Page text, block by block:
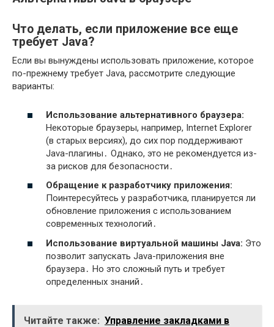
Что делать, если приложение все еще
требует Java?
Если вы вынуждены использовать приложение, которое
по-прежнему требует Java, рассмотрите следующие
варианты:
Использование альтернативного браузера:
Некоторые браузеры, например, Internet Explorer
(в старых версиях), до сих пор поддерживают
Java-плагины․ Однако, это не рекомендуется из-
за рисков для безопасности․
Обращение к разработчику приложения:
Поинтересуйтесь у разработчика, планируется ли
обновление приложения с использованием
современных технологий․
Использование виртуальной машины Java: Это
позволит запускать Java-приложения вне
браузера․ Но это сложный путь и требует
определенных знаний․
Читайте также: Управление закладками в